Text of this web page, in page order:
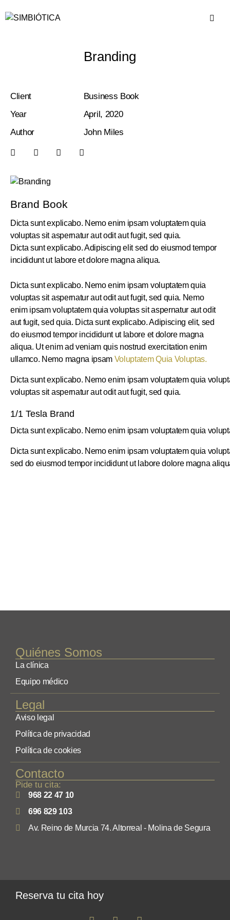
Branding
Client
Business Book
Year
April, 2020
Author
John Miles
Brand Book
Dicta sunt explicabo. Nemo enim ipsam voluptatem quia
voluptas sit aspernatur aut odit aut fugit, sed quia.
Dicta sunt explicabo. Adipiscing elit sed do eiusmod tempor
incididunt ut labore et dolore magna aliqua.
Dicta sunt explicabo. Nemo enim ipsam voluptatem quia
voluptas sit aspernatur aut odit aut fugit, sed quia. Nemo
enim ipsam voluptatem quia voluptas sit aspernatur aut odit
aut fugit, sed quia. Dicta sunt explicabo. Adipiscing elit, sed
do eiusmod tempor incididunt ut labore et dolore magna
aliqua. Ut enim ad veniam quis nostrud exercitation enim
ullamco. Nemo magna ipsam Voluptatem Quia Voluptas.
Dicta sunt explicabo. Nemo enim ipsam voluptatem quia
voluptas sit aspernatur aut odit aut fugit, sed quia.
1/1 Tesla Brand
Dicta sunt explicabo. Nemo enim ipsam voluptatem quia
Dicta sunt explicabo. Nemo enim ipsam voluptatem quia
sed do eiusmod tempor incididunt ut labore dolore magna
Quiénes Somos
La clínica
Equipo médico
Legal
Aviso legal
Política de privacidad
Política de cookies
Contacto
Pide tu cita:
968 22 47 10
696 829 103
Av. Reino de Murcia 74. Altorreal - Molina de Segura
Reserva tu cita hoy